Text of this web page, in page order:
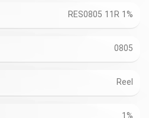
RES0805 11R 1%
0805
Reel